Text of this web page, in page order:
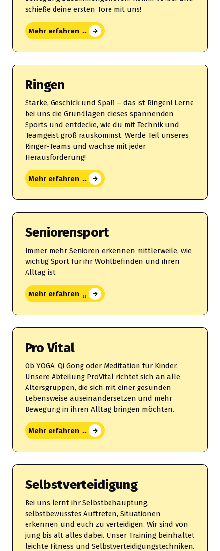
schieße deine ersten Tore mit uns!
Mehr erfahren ...
Ringen
Stärke, Geschick und Spaß – das ist Ringen! Lerne
bei uns die Grundlagen dieses spannenden
Sports und entdecke, wie du mit Technik und
Teamgeist groß rauskommst. Werde Teil unseres
Ringer-Teams und wachse mit jeder
Herausforderung!
Mehr erfahren ...
Seniorensport
Immer mehr Senioren erkennen mittlerweile, wie
wichtig Sport für ihr Wohlbefinden und ihren
Alltag ist.
Mehr erfahren ,,,
Pro Vital
Ob YOGA, Qi Gong oder Meditation für Kinder.
Unsere Abteilung ProVital richtet sich an alle
Altersgruppen, die sich mit einer gesunden
Lebensweise auseinandersetzen und mehr
Bewegung in ihren Alltag bringen möchten.
Mehr erfahren ...
Selbstverteidigung
Bei uns lernt ihr Selbstbehauptung,
selbstbewusstes Auftreten, Situationen
erkennen und euch zu verteidigen. Wir sind von
jung bis alt alles dabei. Unser Training beinhaltet
leichte Fitness und Selbstverteidigungstechniken.